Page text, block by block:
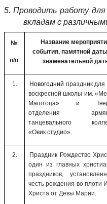
5. Проводить работу
вкладам с
№
п/п
Название
события, памятной
знаменательной
1. Новогодний праздник для
воскресной школы им.
Маштоца» и
отделения
танцевального
«Овик студио».
2.
Праздник Рождество
один из главных
праздников,
честь рождения во плоти
Христа от Девы Марии.